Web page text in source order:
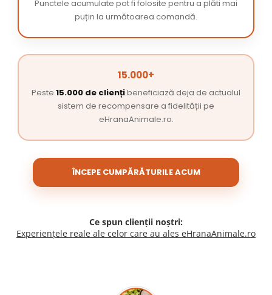
Punctele acumulate pot fi folosite pentru a plăti mai
puțin la următoarea comandă.
15.000+
Peste 15.000 de cliențibeneficiază deja de actualul
sistem de recompensare a fidelității pe
eHranaAnimale.ro.
ÎNCEPE CUMPĂRĂTURILE ACUM
Ce spun clienții noștri:
Experiențele reale ale celor care au ales eHranaAnimale.ro